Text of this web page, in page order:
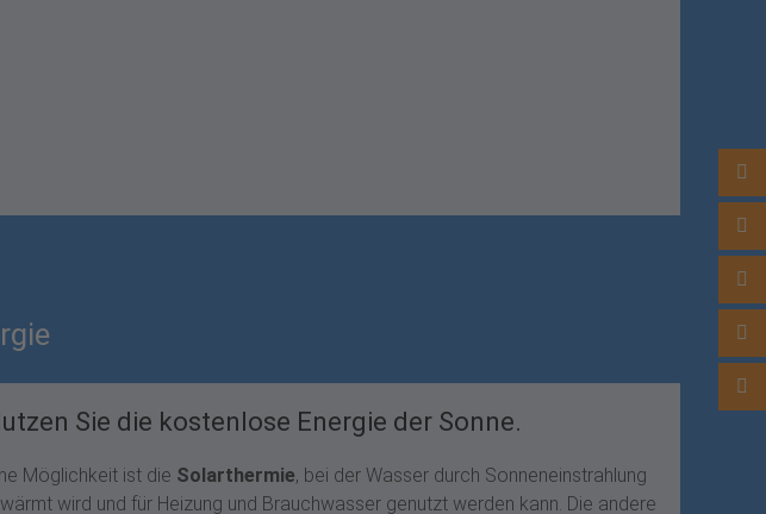
Sie die kostenlose Energie der Sonne.
Möglichkeit ist die Solarthermie, bei der Wasser durch Sonneneinstrahlung
wird und für Heizung und Brauchwasser genutzt werden kann. Die andere